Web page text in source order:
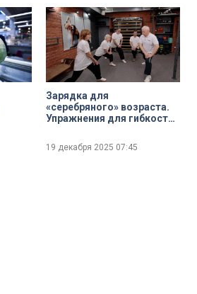
Зарядка для
«серебряного» возраста.
Упражнения для гибкости
на координацию
19 декабря 2025 07:45